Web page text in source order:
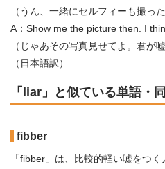
（うん、一緒にセルフィーも撮った
A：Show me the picture then. I
（じゃあその写真見せてよ。君が
（日本語訳）
「liar」と似ている単語・
fibber
「fibber」は、比較的軽い嘘をつ